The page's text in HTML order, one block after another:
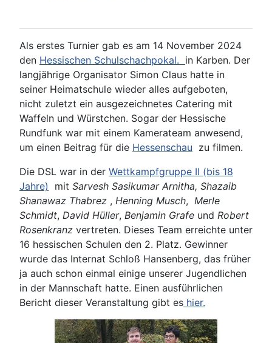
Als erstes Turnier gab es am 14 November 2024
den Hessischen Schulschachpokal. in Karben. Der
langjährige Organisator Simon Claus hatte in
seiner Heimatschule wieder alles aufgeboten,
nicht zuletzt ein ausgezeichnetes Catering mit
Waffeln und Würstchen. Sogar der Hessische
Rundfunk war mit einem Kamerateam anwesend,
um einen Beitrag für die Hessenschau zu filmen.
Die DSL war in der Wettkampfgruppe II (bis 18
Jahre) mit Sarvesh Sasikumar Arnitha, Shazaib
Shanawaz Thabrez , Henning Musch, Merle
Schmidt, David Hüller, Benjamin Grafe und Robert
Rosenkranz vertreten. Dieses Team erreichte unter
16 hessischen Schulen den 2. Platz. Gewinner
wurde das Internat Schloß Hansenberg, das früher
ja auch schon einmal einige unserer Jugendlichen
in der Mannschaft hatte. Einen ausführlichen
Bericht dieser Veranstaltung gibt es hier.